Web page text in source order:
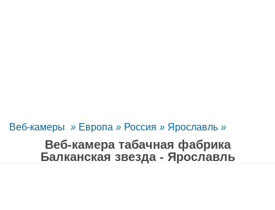
Веб-камеры » Европа » Россия » Ярославль »
Веб-камера табачная фабрика
Балканская звезда - Ярославль